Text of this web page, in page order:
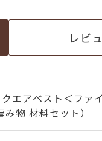
レビ
エアベスト＜ファ
み物 材料セット）